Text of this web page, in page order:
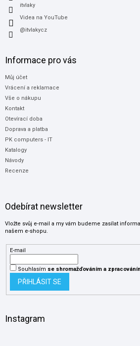
itvlaky
Videa na YouTube
@itvlakycz
Informace pro vás
Můj účet
Vrácení a reklamace
Vše o nákupu
Kontakt
Otevírací doba
Doprava a platba
PK computers - IT
Katalogy
Návody
Recenze
Odebírat newsletter
Vložte svůj e-mail a my vám budeme zasílat
našem e-shopu.
E-mail
Souhlasím se shromažďováníma
PŘIHLÁSIT SE
Instagram